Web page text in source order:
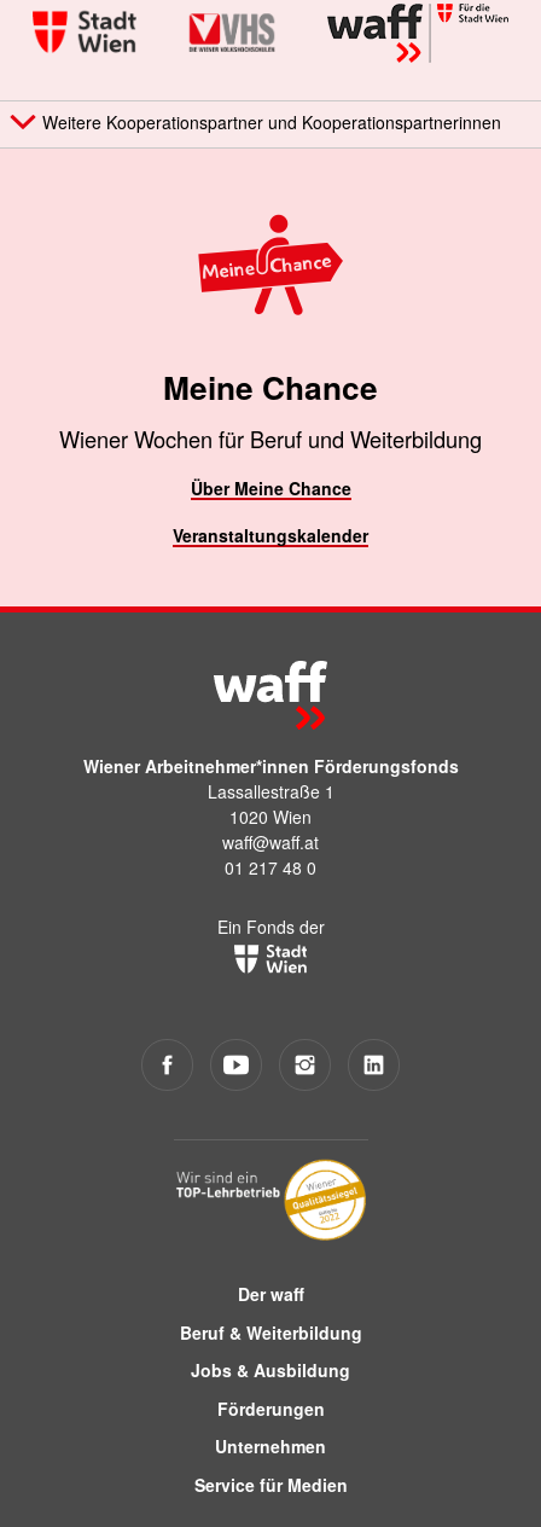
Weitere Kooperationspartner und Kooperationspartnerinnen
Meine Chance
Wiener Wochen für Beruf und Weiterbildung
Über Meine Chance
Veranstaltungskalender
Wiener Arbeitnehmer*innen Förderungsfonds
Lassallestraße 1
1020 Wien
waff@waff.at
01 217 48 0
Ein Fonds der
Der waff
Beruf & Weiterbildung
Jobs & Ausbildung
Förderungen
Unternehmen
Service für Medien